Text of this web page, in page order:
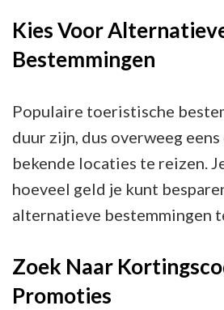
Kies Voor
Bestemmingen
Populaire toeristische
duur zijn, dus overweeg
bekende locaties te reizen.
hoeveel geld je kunt
alternatieve bestemmingen
Zoek Naar
Promoties